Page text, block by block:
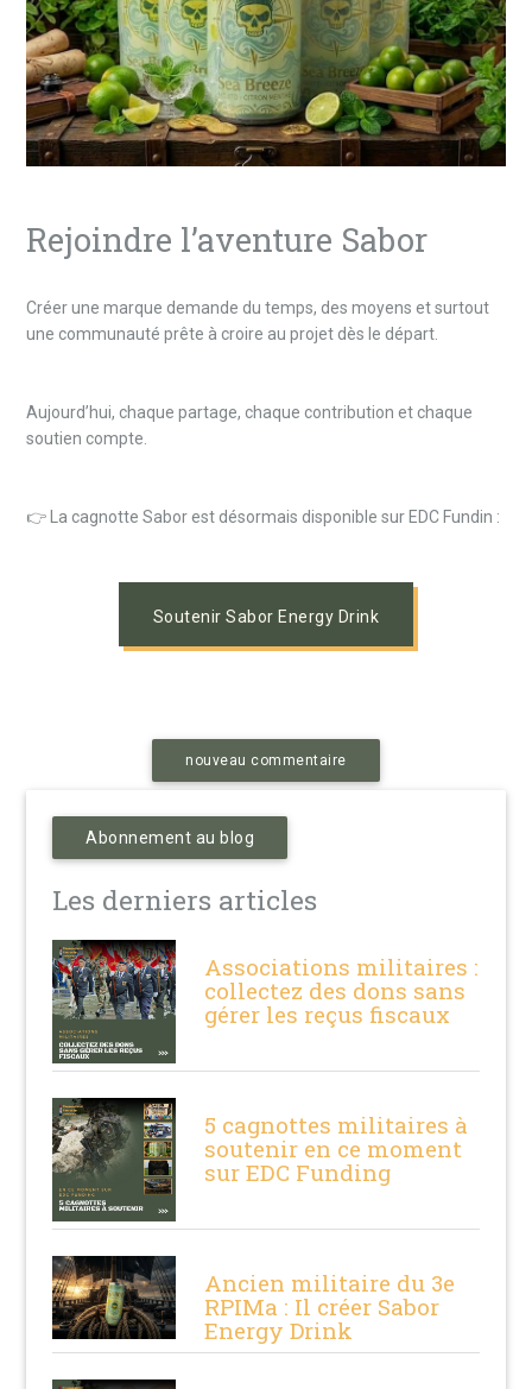
Rejoindre l’aventure Sabor
Créer une marque demande du temps, des moyens et surtout
une communauté prête à croire au projet dès le départ.
Aujourd’hui, chaque partage, chaque contribution et chaque
soutien compte.
👉 La cagnotte Sabor est désormais disponible sur EDC Fundin :
Soutenir Sabor Energy Drink
nouveau commentaire
Abonnement au blog
Les derniers articles
Associations militaires :
collectez des dons sans
gérer les reçus fiscaux
5 cagnottes militaires à
soutenir en ce moment
sur EDC Funding
Ancien militaire du 3e
RPIMa : Il créer Sabor
Energy Drink